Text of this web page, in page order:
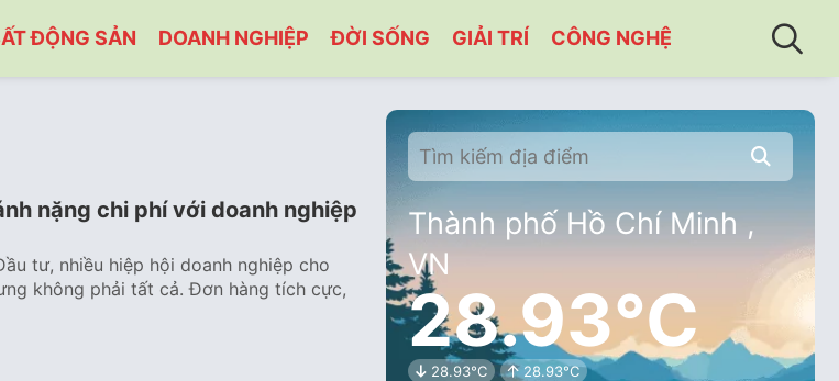
ĐỘNG SẢN DOANH NGHIỆP ĐỜI SỐNG GIẢI TRÍ CÔNG NGHỆ
nặng chi phí với doanh nghiệp
tư, nhiều hiệp hội doanh nghiệp cho
không phải tất cả. Đơn hàng tích cực,
Thành phố Hồ Chí Minh ,
VN
28.93°C
28.93°C 28.93°C